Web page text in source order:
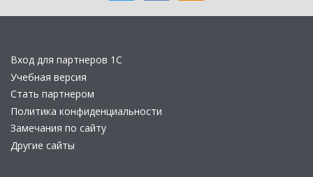
Вход для партнеров 1С
Учебная версия
Стать партнером
Политика конфиденциальности
Замечания по сайту
Другие сайты